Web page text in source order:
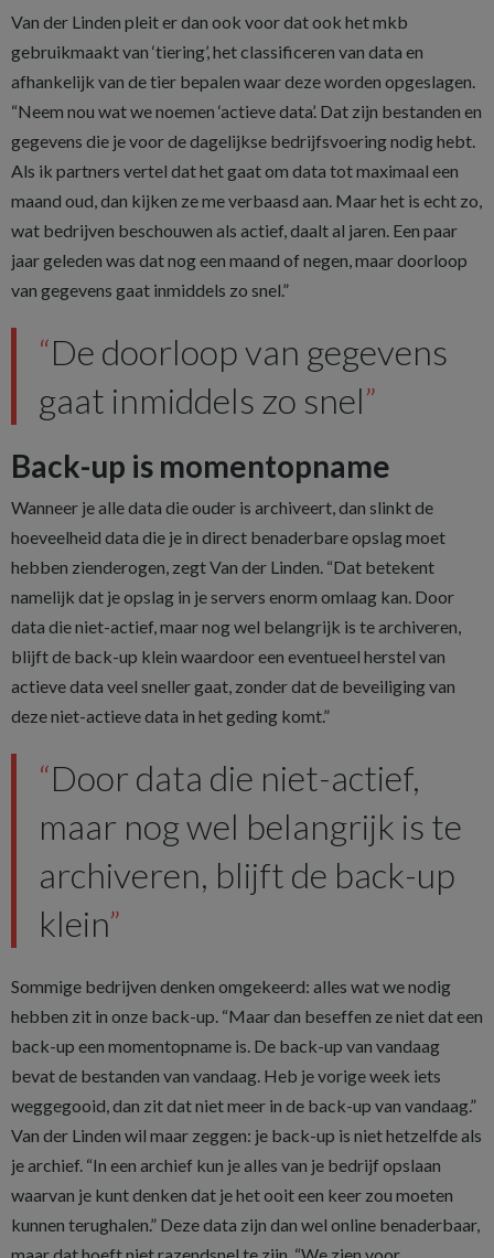
Van der Linden pleit er dan ook voor dat ook het mkb
gebruikmaakt van ‘tiering’, het classificeren van data en
afhankelijk van de tier bepalen waar deze worden opgeslagen.
“Neem nou wat we noemen ‘actieve data’. Dat zijn bestanden en
gegevens die je voor de dagelijkse bedrijfsvoering nodig hebt.
Als ik partners vertel dat het gaat om data tot maximaal een
maand oud, dan kijken ze me verbaasd aan. Maar het is echt zo,
wat bedrijven beschouwen als actief, daalt al jaren. Een paar
jaar geleden was dat nog een maand of negen, maar doorloop
van gegevens gaat inmiddels zo snel.”
De doorloop van gegevens
gaat inmiddels zo snel
Back-up is momentopname
Wanneer je alle data die ouder is archiveert, dan slinkt de
hoeveelheid data die je in direct benaderbare opslag moet
hebben zienderogen, zegt Van der Linden. “Dat betekent
namelijk dat je opslag in je servers enorm omlaag kan. Door
data die niet-actief, maar nog wel belangrijk is te archiveren,
blijft de back-up klein waardoor een eventueel herstel van
actieve data veel sneller gaat, zonder dat de beveiliging van
deze niet-actieve data in het geding komt.”
Door data die niet-actief,
maar nog wel belangrijk is te
archiveren, blijft de back-up
klein
Sommige bedrijven denken omgekeerd: alles wat we nodig
hebben zit in onze back-up. “Maar dan beseffen ze niet dat een
back-up een momentopname is. De back-up van vandaag
bevat de bestanden van vandaag. Heb je vorige week iets
weggegooid, dan zit dat niet meer in de back-up van vandaag.”
Van der Linden wil maar zeggen: je back-up is niet hetzelfde als
je archief. “In een archief kun je alles van je bedrijf opslaan
waarvan je kunt denken dat je het ooit een keer zou moeten
kunnen terughalen.” Deze data zijn dan wel online benaderbaar,